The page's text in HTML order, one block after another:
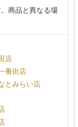
商品と異なる場
店
番街店
とみらい店